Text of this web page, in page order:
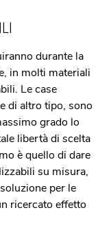
durante la
in molti materiali
Le case
di altro tipo, sono
grado lo
libertà di scelta
è quello di dare
su misura,
per le
ricercato effetto